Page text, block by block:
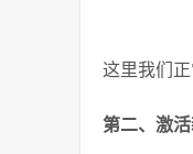
这里我们
第二、激